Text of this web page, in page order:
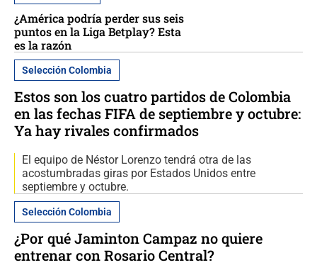
¿América podría perder sus seis
puntos en la Liga Betplay? Esta
es la razón
Selección Colombia
Estos son los cuatro partidos de Colombia
en las fechas FIFA de septiembre y octubre:
Ya hay rivales confirmados
El equipo de Néstor Lorenzo tendrá otra de las
acostumbradas giras por Estados Unidos entre
septiembre y octubre.
Selección Colombia
¿Por qué Jaminton Campaz no quiere
entrenar con Rosario Central?